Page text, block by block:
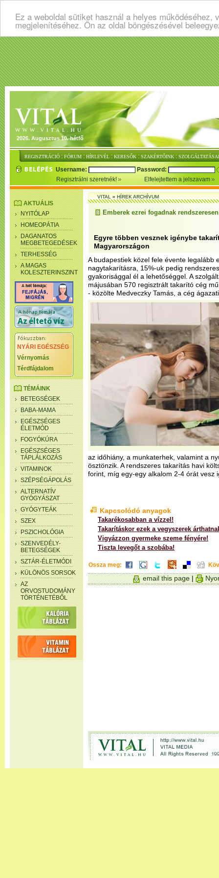
Ez a weboldal sütiket használ a helyes
megjelenítéséhez. Ön az oldal böngészésével
2026. Augusztus 10. hétfő
REGISZTRÁCIÓ : FÓRUM : HÍRLEVÉL : KERESŐK : SZAKÉRTŐINK :
Username:
Password:
Regisztrálni szeretnék!
Elfelejtettem a jelszavam
AKTUÁLIS
NYITÓLAP
HOMEOPÁTIA
DAGANATOS
MEGBETEGEDÉSEK
TERHESSÉG
A MAGAS
KOLESZTERINSZINT
NYÁRI EGÉSZSÉG
Vérnyomás
Térdfájdalom
TÉMÁINK
BETEGSÉGEK
BABA-MAMA
EGÉSZSÉGES
ÉLETMÓD
FOGYÓKÚRA
EGÉSZSÉGES
TÁPLÁLKOZÁS
VITAMINOK
SZÉPSÉGÁPOLÁS
ALTERNATÍV
GYÓGYÁSZAT
GYÓGYTEÁK
SZEX
PSZICHOLÓGIA
SZENVEDÉLY-
BETEGSÉGEK
SZTÁR-ÉLETMÓDI
KÜLÖNÖS SORSOK
AZ
ORVOSTUDOMÁNY
TÖRTÉNETÉBŐL
VITAL»HÍREK ARCHÍVUM
Emberek ezrei fogadnak
Egyre többen vesznek igénybe
Magyarországon
A budapestiek közel fele évente legalább
nagytakarításra, 15%-uk pedig
gyakorisággal él a lehetőséggel. A
májusában 570 regisztrált takarító cég
- közölte Medveczky Tamás, a cég
az időhiány, a munkaterhek, valamint a
ösztönzik. A rendszeres takarítás havi
forint, míg egy-egy alkalom 2-4 órát vesz
Kapcsolódó anyagok
Takarékosabban a vízzel!
Takarításkor ezek a vegyszerek
Vigyázzon gyermeke szeme fényére!
Tiszta levegőt a szobába!
Ossza meg:
email this page|